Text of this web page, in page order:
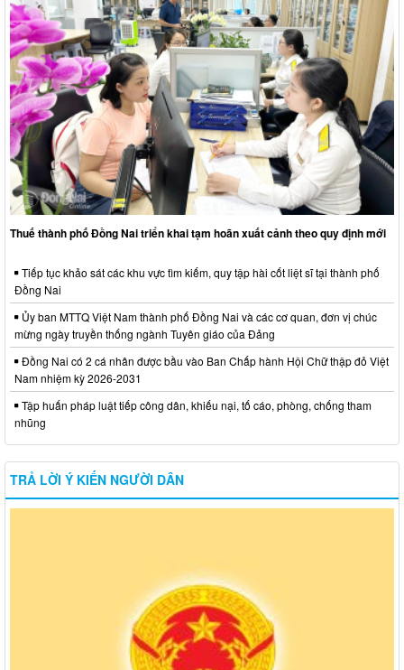
Thuế thành phố Đồng Nai triển khai tạm hoãn xuất cảnh theo quy định mới
Tiếp tục khảo sát các khu vực tìm kiếm, quy tập hài cốt liệt sĩ tại thành phố
Đồng Nai
Ủy ban MTTQ Việt Nam thành phố Đồng Nai và các cơ quan, đơn vị chúc
mừng ngày truyền thống ngành Tuyên giáo của Đảng
Đồng Nai có 2 cá nhân được bầu vào Ban Chấp hành Hội Chữ thập đỏ Việt
Nam nhiệm kỳ 2026-2031
Tập huấn pháp luật tiếp công dân, khiếu nại, tố cáo, phòng, chống tham
nhũng
TRẢ LỜI Ý KIẾN NGƯỜI DÂN